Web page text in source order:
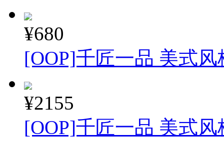
¥680
[OOP]千匠一品 美式
¥2155
[OOP]千匠一品 美式